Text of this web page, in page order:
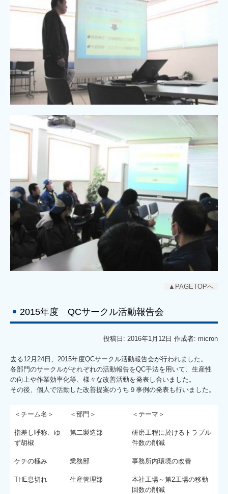
▲PAGETOPへ
2015年度 QCサークル活動報告会
投稿日: 2016年1月12日 作成者: micron
去る12月24日、2015年度QCサークル活動報告会が行われました。
各部門のサークルがそれぞれの活動報告をQC手法を用いて、生産性
の向上や作業効率化等、様々な改善活動を発表し合いました。
その後、個人で活動した改善提案のうち９事例の発表も行いました。
＜チーム名＞ ＜部門＞ ＜テーマ＞
指差し呼称、ゆ
ず胡椒
第二製造部
研磨工程に於けるトラブル
件数の削減
ケチの極み 業務部 事務所内環境の改善
THE息切れ 生産管理部
本社工場～第2工場の移動
回数の削減